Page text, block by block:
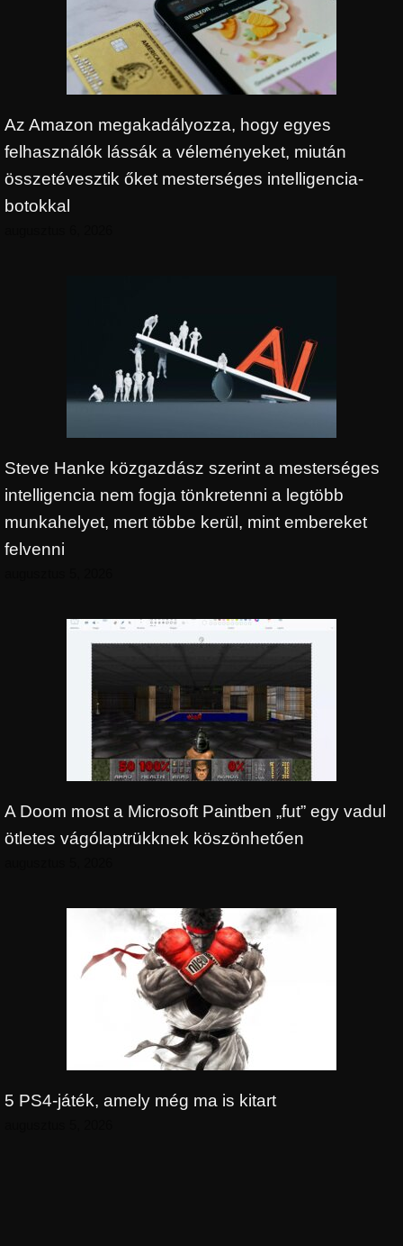
Az Amazon megakadályozza, hogy egyes
felhasználók lássák a véleményeket, miután
összetévesztik őket mesterséges intelligencia-
botokkal
Steve Hanke közgazdász szerint a mesterséges
intelligencia nem fogja tönkretenni a legtöbb
munkahelyet, mert többe kerül, mint embereket
felvenni
A Doom most a Microsoft Paintben „fut” egy vadul
ötletes vágólaptrükknek köszönhetően
5 PS4-játék, amely még ma is kitart